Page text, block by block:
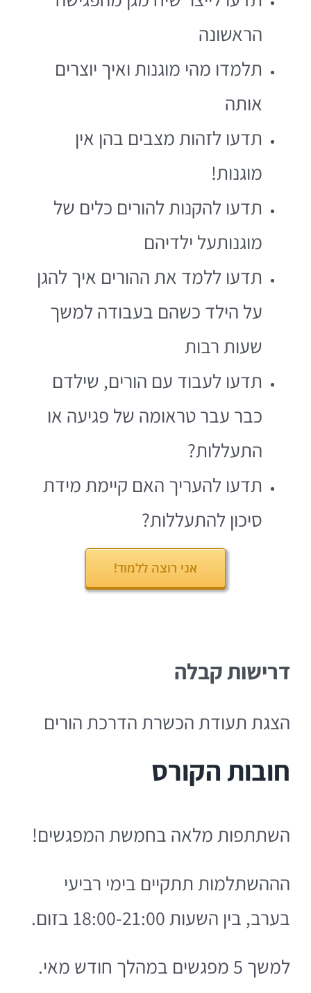
הראשונה
תלמדו מהי מוגנות ואיך יוצרים
אותה
תדעו לזהות מצבים בהן אין
מוגנות!
תדעו להקנות להורים כלים של
מוגנותעל ילדיהם
תדעו ללמד את ההורים איך להגן
על הילד כשהם בעבודה למשך
שעות רבות
תדעו לעבוד עם הורים, שילדם
כבר עבר טראומה של פגיעה או
התעללות?
תדעו להעריך האם קיימת מידת
סיכון להתעללות?
אני רוצה ללמוד!
דרישות קבלה
הצגת תעודת הכשרת הדרכת הורים
חובות הקורס
השתתפות מלאה בחמשת המפגשים!
הההשתלמות תתקיים בימי רביעי
בערב, בין השעות 18:00-21:00 בזום.
למשך 5 מפגשים במהלך חודש מאי.